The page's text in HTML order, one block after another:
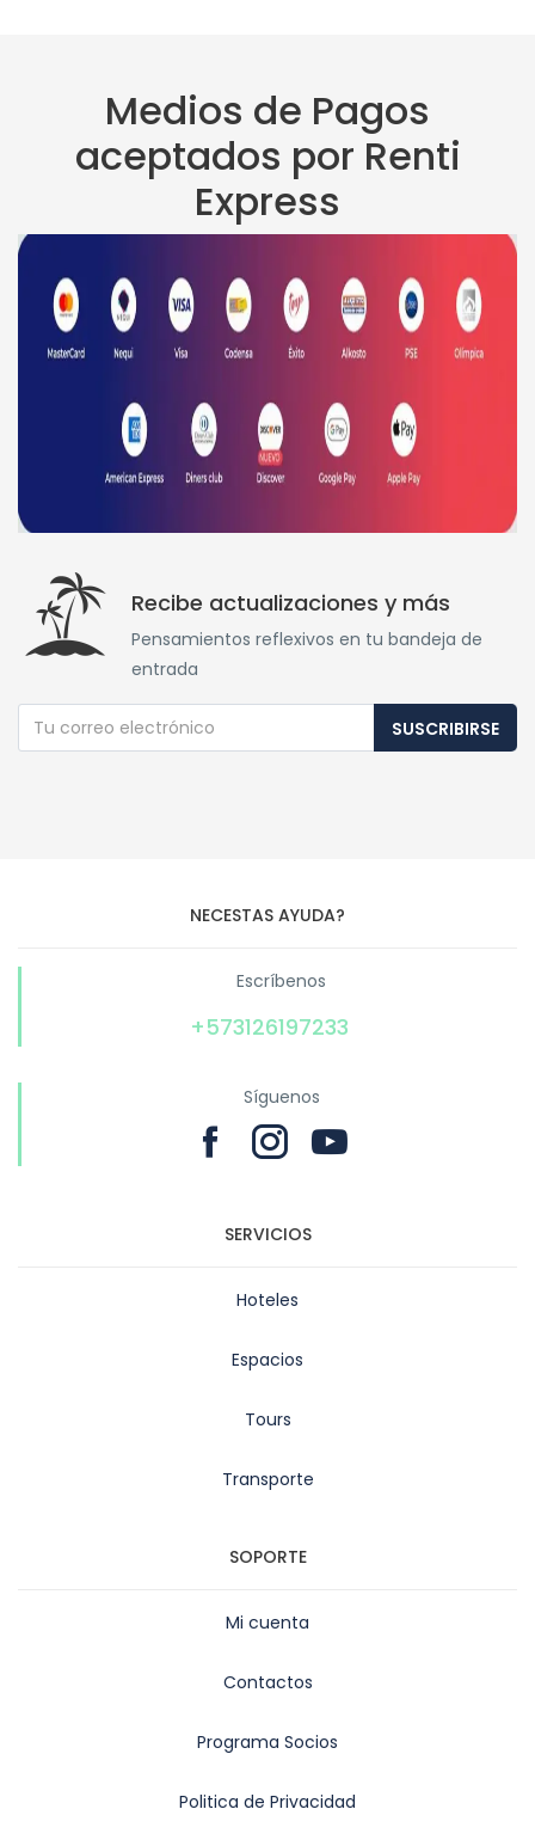
Medios de Pagos
aceptados por Renti
Express
Recibe actualizaciones y más
Pensamientos reflexivos en tu bandeja de
entrada
SUSCRIBIRSE
NECESTAS AYUDA?
Escríbenos
+573126197233
Síguenos
SERVICIOS
Hoteles
Espacios
Tours
Transporte
SOPORTE
Mi cuenta
Contactos
Programa Socios
Politica de Privacidad